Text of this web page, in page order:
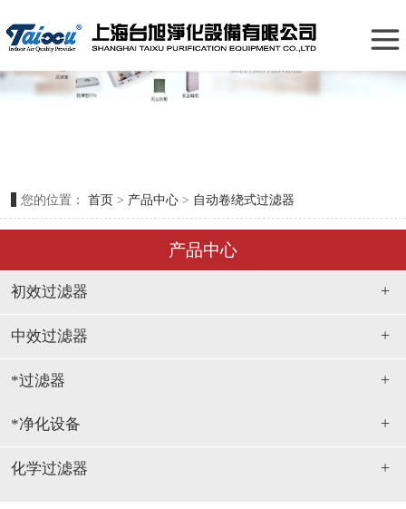
您的位置： 首页 > 产品中心 > 自动卷绕式过滤器
产品中心
初效过滤器 +
中效过滤器 +
*过滤器 +
*净化设备 +
化学过滤器 +
初效过滤器
*净化设备
板式纸框过滤器（覆网折叠式）
金属网过滤器
尼龙网过滤器